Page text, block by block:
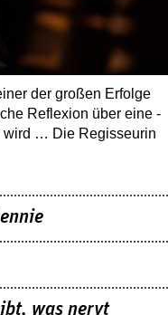
der großen Erfolge
Reflexion über eine
wird … Die Regisseurin
was nervt